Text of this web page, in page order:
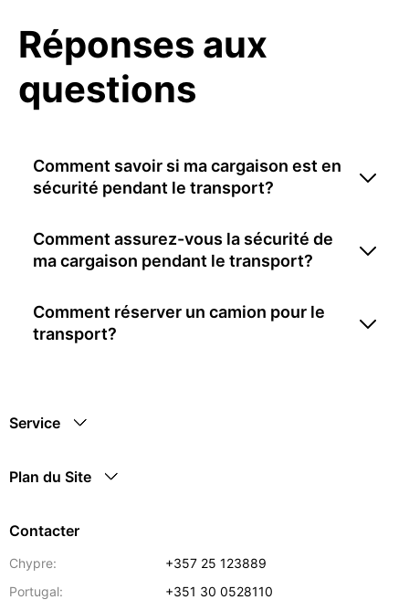
Réponses aux
questions
Comment savoir si ma cargaison est en
sécurité pendant le transport?
Comment assurez-vous la sécurité de
ma cargaison pendant le transport?
Comment réserver un camion pour le
transport?
Service
Plan du Site
Contacter
Chypre:
+357 25 123889
Portugal:
+351 30 0528110